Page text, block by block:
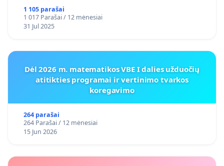
1 105 parašai
1 017 Parašai / 12 mėnesiai
31 Jul 2025
Dėl 2026 m. matematikos VBE I dalies užduočių
atitikties programai ir vertinimo tvarkos
koregavimo
264 parašai
264 Parašai / 12 mėnesiai
15 Jun 2026